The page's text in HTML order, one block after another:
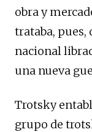
obra y
trataba, pues,
nacional
una nueva
Trotsky
grupo de